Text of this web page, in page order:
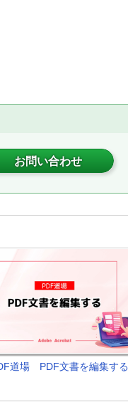
お問い合わせ
道場 PDF文書を編集する